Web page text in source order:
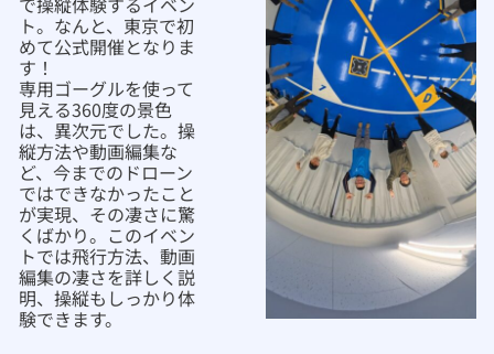
ト。なんと、東京で初
めて公式開催となりま
す！
専用ゴーグルを使って
見える360度の景色
は、異次元でした。操
縦方法や動画編集な
ど、今までのドローン
ではできなかったこと
が実現、その凄さに驚
くばかり。このイベン
トでは飛行方法、動画
編集の凄さを詳しく説
明、操縦もしっかり体
験できます。